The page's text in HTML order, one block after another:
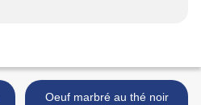
Oeuf marbré au thé noir